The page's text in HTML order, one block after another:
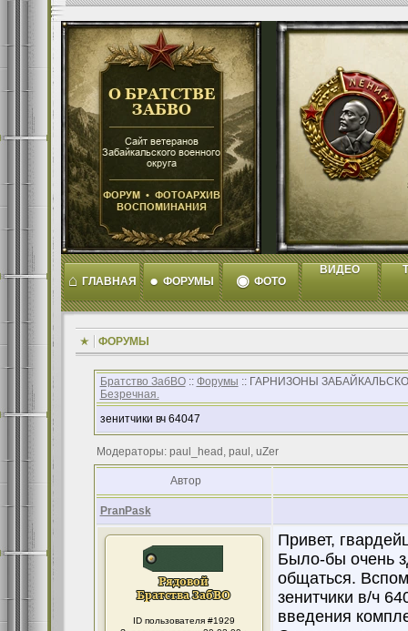
⌂ ГЛАВНАЯ ● ФОРУМЫ ◉ ФОТО
ВИДЕО
ФОРУМЫ
Братство ЗабВО:: Форумы :: ГАРНИЗОНЫ
Безречная.
зенитчики вч 64047
Модераторы: paul_head, paul, uZer
Автор
PranPask
ID пользователя #1929
Привет,
Было-бы очень
общаться.
зенитчики в/ч
введения